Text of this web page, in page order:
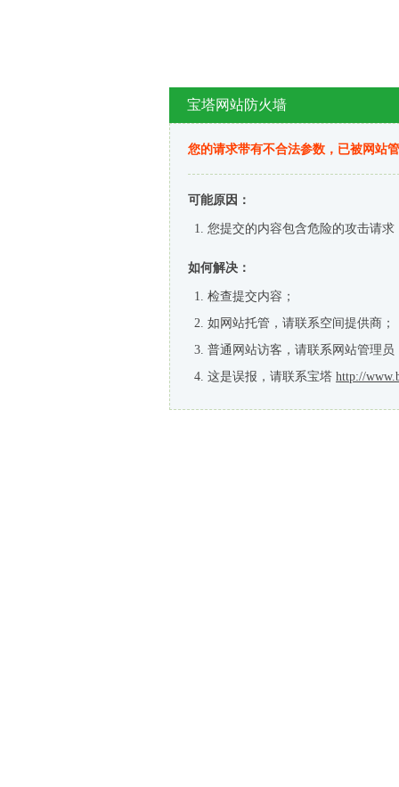
宝塔网站防火墙
您的请求带有不合法参数，已被网站
可能原因：
您提交的内容包含危险的攻击请求
如何解决：
检查提交内容；
如网站托管，请联系空间提供商；
普通网站访客，请联系网站管理员
这是误报，请联系宝塔 http://